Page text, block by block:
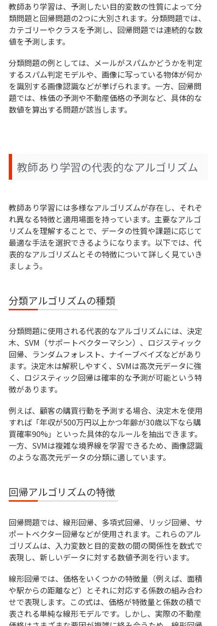
教師あり学習は、予測したい目的変数の性質によって分
類問題と回帰問題の2つに大別されます。分類問題では、
カテゴリーやクラスを予測し、回帰問題では連続的な数
値を予測します。
分類問題の例としては、メールがスパムかどうかを判定
するスパム判定モデルや、画像に写っている物体が何か
を識別する画像認識などが挙げられます。一方、回帰問
題では、株価の予測や不動産価格の予測など、具体的な
数値を算出する問題が該当します。
教師あり学習の代表的なアルゴリズム
教師あり学習には多様なアルゴリズムが存在し、それぞ
れ異なる特徴と適用場面を持っています。主要なアルゴ
リズムを理解することで、データの性質や課題に応じて
最適な手法を選択できるようになります。以下では、代
表的なアルゴリズムとその特徴について詳しく見ていき
ましょう。
分類アルゴリズムの種類
分類問題に使用される代表的なアルゴリズムには、決定
木、SVM（サポートベクターマシン）、ロジスティック
回帰、ランダムフォレスト、ナイーブベイズなどがあり
ます。決定木は解釈しやすく、SVMは高次元データに強
く、ロジスティック回帰は確率的な予測が可能という特
徴があります。
例えば、顧客の購買行動を予測する場合、決定木を使用
すれば「年収が500万円以上かつ年齢が30歳以下なら購
買確率90%」といった具体的なルールを抽出できます。
一方、SVMは複雑な境界線を学習できるため、画像認識
のような高次元データの分類に適しています。
回帰アルゴリズムの特徴
回帰問題では、線形回帰、多項式回帰、リッジ回帰、サ
ポートベクター回帰などが使用されます。これらのアル
ゴリズムは、入力変数と目的変数の間の関係性を数式で
表現し、新しいデータに対する数値予測を行います。
線形回帰では、価格をいくつかの特徴量（例えば、面積
や駅からの距離など）とそれに対応する係数の組み合わ
せで表現します。この式は、価格が特徴量と係数の積で
表される単純な線形モデルです。しかし、実際の不動産